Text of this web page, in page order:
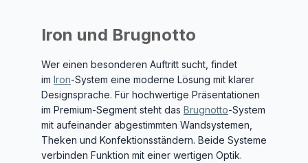
Iron und Brugnotto
Wer einen besonderen Auftritt sucht, findet
im Iron-System eine moderne Lösung mit klarer
Designsprache. Für hochwertige Präsentationen
im Premium-Segment steht das Brugnotto-System
mit aufeinander abgestimmten Wandsystemen,
Theken und Konfektionsständern. Beide Systeme
verbinden Funktion mit einer wertigen Optik.